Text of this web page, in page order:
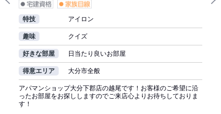
特技 アイロン
趣味 クイズ
好きな部屋 日当たり良いお部屋
得意エリア 大分市全般
アパマンショップ大分下郡店の越尾です！お客様のご希望に沿
ったお部屋をお探ししますのでご来店心よりお待ちしておりま
す！